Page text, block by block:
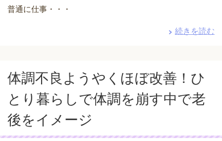
普通に仕事・・・
続きを読む
体調不良ようやくほぼ改善！ひ
とり暮らしで体調を崩す中で老
後をイメージ